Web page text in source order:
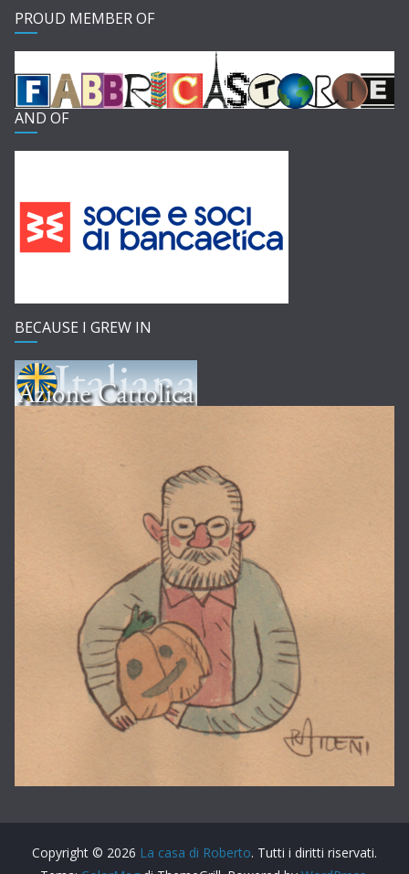
PROUD MEMBER OF
AND OF
BECAUSE I GREW IN
Copyright © 2026 La casa di Roberto. Tutti i diritti riservati.